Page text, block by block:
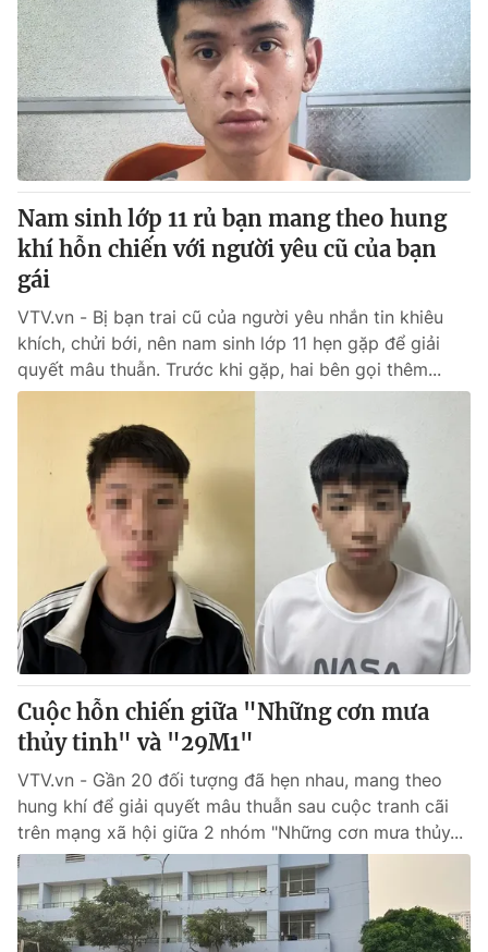
Nam sinh lớp 11 rủ bạn mang theo hung
khí hỗn chiến với người yêu cũ của bạn
gái
VTV.vn - Bị bạn trai cũ của người yêu nhắn tin khiêu
khích, chửi bới, nên nam sinh lớp 11 hẹn gặp để giải
quyết mâu thuẫn. Trước khi gặp, hai bên gọi thêm...
Cuộc hỗn chiến giữa "Những cơn mưa
thủy tinh" và "29M1"
VTV.vn - Gần 20 đối tượng đã hẹn nhau, mang theo
hung khí để giải quyết mâu thuẫn sau cuộc tranh cãi
trên mạng xã hội giữa 2 nhóm "Những cơn mưa thủy...